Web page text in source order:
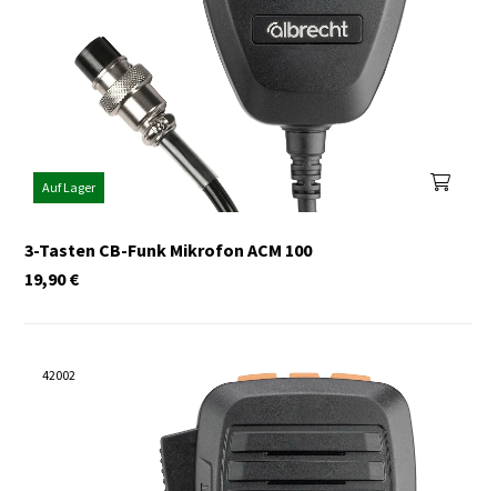
Auf Lager
3-Tasten CB-Funk Mikrofon ACM 100
€
19,90
42002